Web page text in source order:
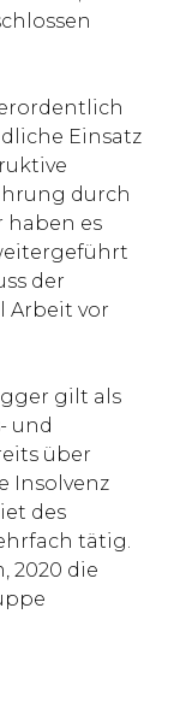
Einsatz
durch
haben es
der
Arbeit vor
gilt als
und
über
Insolvenz
des
tätig.
2020 die